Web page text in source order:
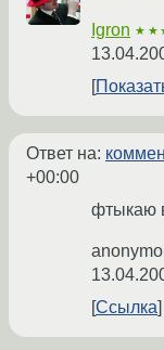
Igron
Ответ на:
+00:00
фтыкаю
Ссылка